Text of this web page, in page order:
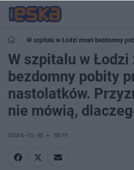
W szpitalu w Łodzi zmarł bezdomny
Przyznali się, ale nie mówią, dlaczego to zrobili
W szpitalu w Łodzi
bezdomny pobity
nastolatków.
nie mówią,
2024-10-16 18:11